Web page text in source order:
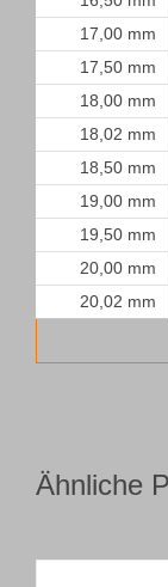
17,00 mm
17,50 mm
18,00 mm
18,02 mm
18,50 mm
19,00 mm
19,50 mm
20,00 mm
20,02 mm
Ähnliche